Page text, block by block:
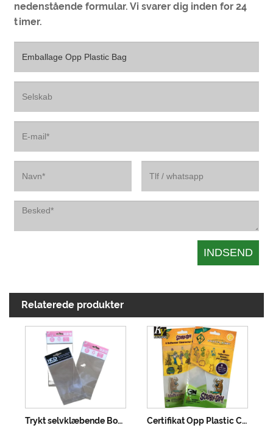
nedenstående formular. Vi svarer dig inden for 24
timer.
Relaterede produkter
Trykt selvklæbende Bopp-pakkepose Certifikat Opp Plastic Cookie Bag